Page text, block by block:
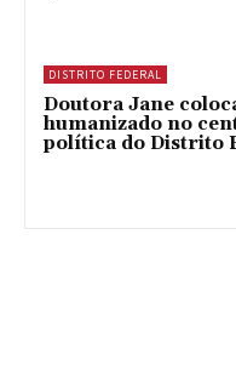
DISTRITO FEDERAL
Doutora Jane
humanizado no
política do Distrito